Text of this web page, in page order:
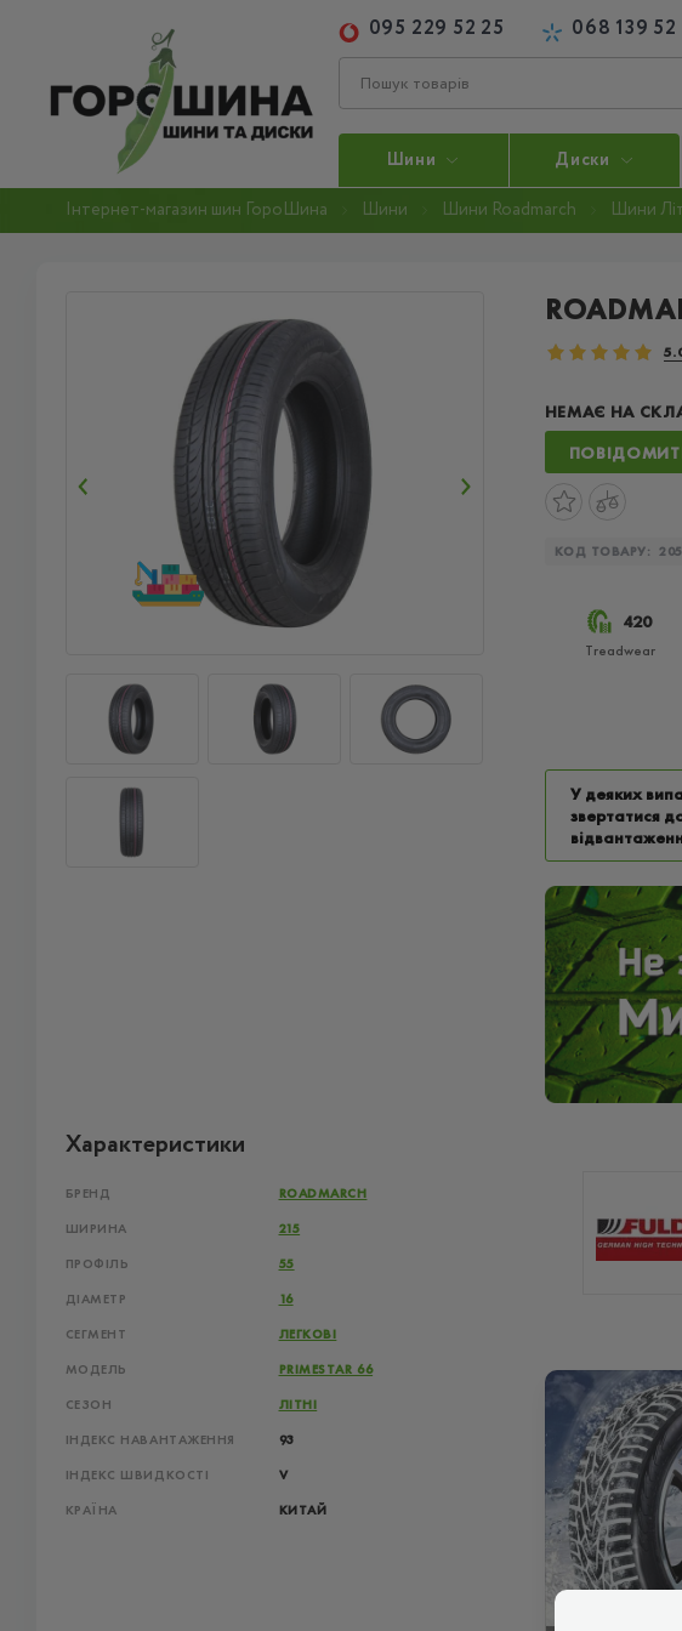
095 229 52 25 068 139 52
Шини Диски
Інтернет-магазин шин ГороШина Шини Шини Roadmarch Шини
НЕМАЄ НА
КОД ТОВАРУ:
420
Treadwear
У деяких
звертатися
Характеристики
БРЕНД ROADMARCH
ШИРИНА 215
ПРОФІЛЬ 55
ДІАМЕТР 16
СЕГМЕНТ ЛЕГКОВІ
МОДЕЛЬ PRIMESTAR 66
СЕЗОН ЛІТНІ
ІНДЕКС НАВАНТАЖЕННЯ 93
ІНДЕКС ШВИДКОСТІ V
КРАЇНА КИТАЙ